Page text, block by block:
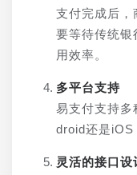
支付完成后，
要等待传统银
用效率。
多平台支持
易支付支持多
droid还是iOS
灵活的接口设